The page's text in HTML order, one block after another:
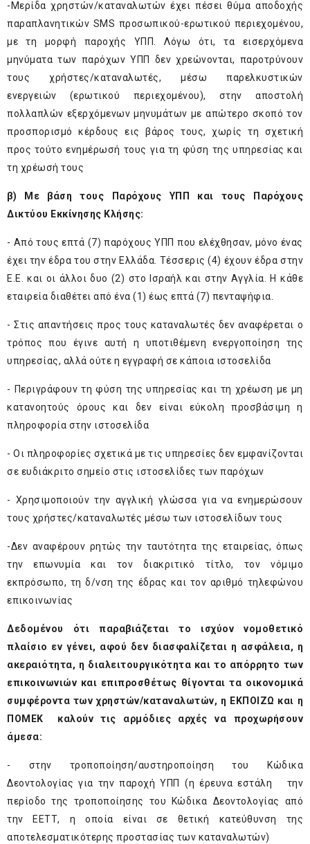
-Μερίδα χρηστών/καταναλωτών έχει πέσει θύμα αποδοχής
παραπλανητικών SMS προσωπικού-ερωτικού περιεχομένου,
με τη μορφή παροχής ΥΠΠ. Λόγω ότι, τα εισερχόμενα
μηνύματα των παρόχων ΥΠΠ δεν χρεώνονται, παροτρύνουν
τους χρήστες/καταναλωτές, μέσω παρελκυστικών
ενεργειών (ερωτικού περιεχομένου), στην αποστολή
πολλαπλών εξερχόμενων μηνυμάτων με απώτερο σκοπό τον
προσπορισμό κέρδους εις βάρος τους, χωρίς τη σχετική
προς τούτο ενημέρωσή τους για τη φύση της υπηρεσίας και
τη χρέωσή τους
β) Με βάση τους Παρόχους ΥΠΠ και τους Παρόχους
Δικτύου Εκκίνησης Κλήσης:
- Από τους επτά (7) παρόχους ΥΠΠ που ελέχθησαν, μόνο ένας
έχει την έδρα του στην Ελλάδα. Τέσσερις (4) έχουν έδρα στην
Ε.Ε. και οι άλλοι δυο (2) στο Ισραήλ και στην Αγγλία. Η κάθε
εταιρεία διαθέτει από ένα (1) έως επτά (7) πενταψήφια.
- Στις απαντήσεις προς τους καταναλωτές δεν αναφέρεται ο
τρόπος που έγινε αυτή η υποτιθέμενη ενεργοποίηση της
υπηρεσίας, αλλά ούτε η εγγραφή σε κάποια ιστοσελίδα
- Περιγράφουν τη φύση της υπηρεσίας και τη χρέωση με μη
κατανοητούς όρους και δεν είναι εύκολη προσβάσιμη η
πληροφορία στην ιστοσελίδα
- Οι πληροφορίες σχετικά με τις υπηρεσίες δεν εμφανίζονται
σε ευδιάκριτο σημείο στις ιστοσελίδες των παρόχων
- Χρησιμοποιούν την αγγλική γλώσσα για να ενημερώσουν
τους χρήστες/καταναλωτές μέσω των ιστοσελίδων τους
-Δεν αναφέρουν ρητώς την ταυτότητα της εταιρείας, όπως
την επωνυμία και τον διακριτικό τίτλο, τον νόμιμο
εκπρόσωπο, τη δ/νση της έδρας και τον αριθμό τηλεφώνου
επικοινωνίας
Δεδομένου ότι παραβιάζεται το ισχύον νομοθετικό
πλαίσιο εν γένει, αφού δεν διασφαλίζεται η ασφάλεια, η
ακεραιότητα, η διαλειτουργικότητα και το απόρρητο των
επικοινωνιών και επιπροσθέτως θίγονται τα οικονομικά
συμφέροντα των χρηστών/καταναλωτών, η ΕΚΠΟΙΖΩ και η
ΠΟΜΕΚ καλούντις αρμόδιες αρχές να προχωρήσουν
άμεσα:
- στην τροποποίηση/αυστηροποίηση του Κώδικα
Δεοντολογίας για την παροχή ΥΠΠ (η έρευνα εστάλη την
περίοδο της τροποποίησης του Κώδικα Δεοντολογίας από
την ΕΕΤΤ, η οποία είναι σε θετική κατεύθυνση της
αποτελεσματικότερης προστασίας των καταναλωτών)